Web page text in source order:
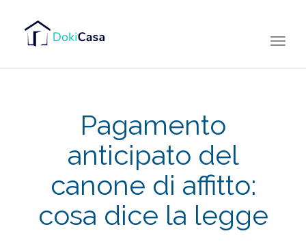
Pagamento
anticipato del
canone di affitto:
cosa dice la legge